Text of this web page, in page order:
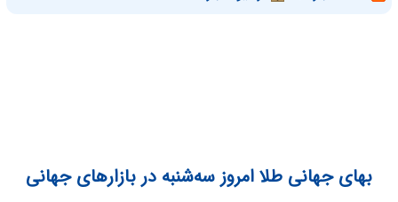
بهای جهانی طلا امروز سه‌شنبه در بازارهای جهانی